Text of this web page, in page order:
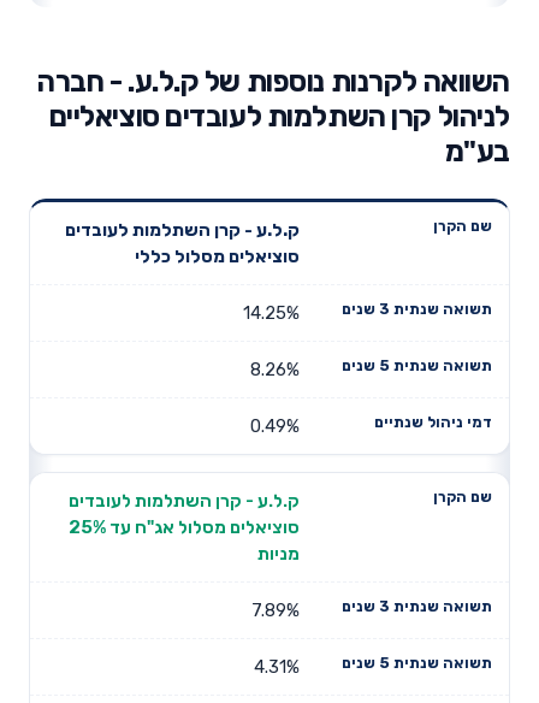
השוואה לקרנות נוספות של ק.ל.ע. - חברה
לניהול קרן השתלמות לעובדים סוציאליים
בע"מ
שנתית 3
תשואה
שנתית 5
דמי ניהול
ק.ל.ע - קרן השתלמות לעובדים
סוציאלים מסלול כללי
14.25%
8.26%
0.49%
ק.ל.ע - קרן השתלמות לעובדים
סוציאלים מסלול אג"ח עד 25%
מניות
7.89%
4.31%